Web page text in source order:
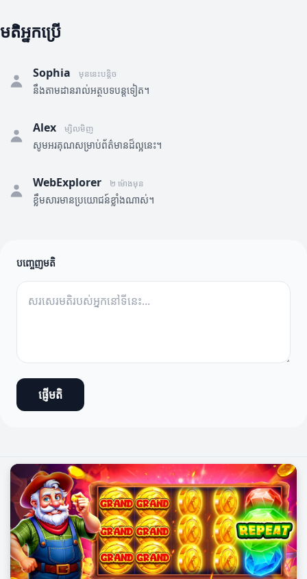
មតិអ្នកប្រើ
Sophia មុននេះបន្តិច
នឹងតាមដានរាល់អត្ថបទបន្តទៀត។
Alex ម្សិលមិញ
សូមអរគុណសម្រាប់ព័ត៌មានដ៏ល្អនេះ។
WebExplorer ២ ម៉ោងមុន
ខ្លឹមសារមានប្រយោជន៍ខ្លាំងណាស់។
បញ្ចេញមតិ
ផ្ញើមតិ